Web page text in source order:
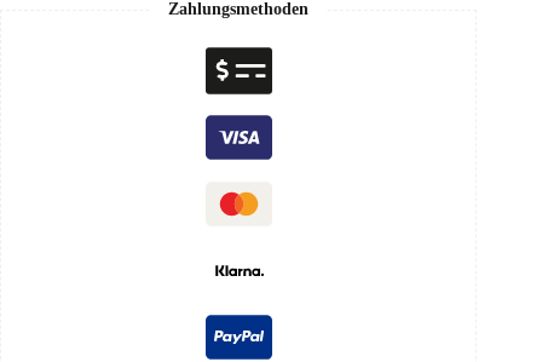
Zahlungsmethoden